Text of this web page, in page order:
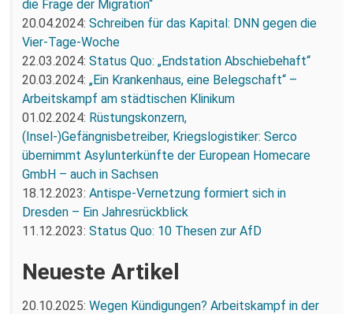
die Frage der Migration“
20.04.2024: Schreiben für das Kapital: DNN gegen die
Vier-Tage-Woche
22.03.2024: Status Quo: „Endstation Abschiebehaft“
20.03.2024: „Ein Krankenhaus, eine Belegschaft“ –
Arbeitskampf am städtischen Klinikum
01.02.2024: Rüstungskonzern,
(Insel-)Gefängnisbetreiber, Kriegslogistiker: Serco
übernimmt Asylunterkünfte der European Homecare
GmbH – auch in Sachsen
18.12.2023: Antispe-Vernetzung formiert sich in
Dresden – Ein Jahresrückblick
11.12.2023: Status Quo: 10 Thesen zur AfD
Neueste Artikel
20.10.2025: Wegen Kündigungen? Arbeitskampf in der